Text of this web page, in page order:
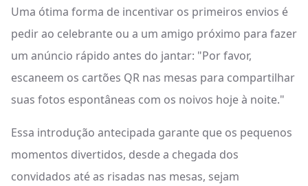
Uma ótima forma de incentivar os primeiros envios é
pedir ao celebrante ou a um amigo próximo para fazer
um anúncio rápido antes do jantar: "Por favor,
escaneem os cartões QR nas mesas para compartilhar
suas fotos espontâneas com os noivos hoje à noite."
Essa introdução antecipada garante que os pequenos
momentos divertidos, desde a chegada dos
convidados até as risadas nas mesas, sejam